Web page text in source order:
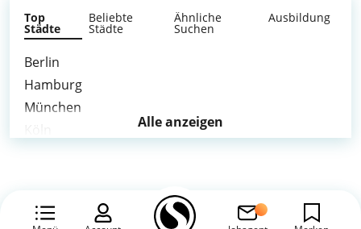
Top
Städte
Beliebte
Städte
Ähnliche
Suchen
Ausbildung
Berlin
Hamburg
München
Leipzig
Alle anzeigen